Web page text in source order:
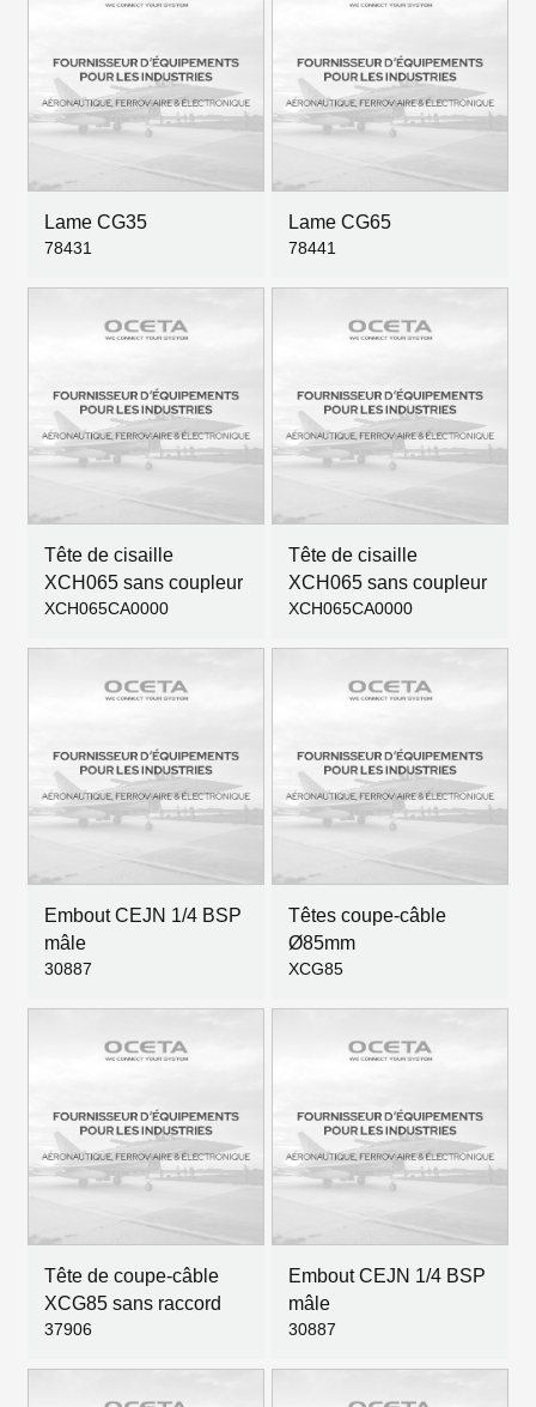
Lame CG35
78431
Lame CG65
78441
Tête de cisaille
XCH065 sans coupleur
XCH065CA0000
Tête de cisaille
XCH065 sans coupleur
XCH065CA0000
Embout CEJN 1/4 BSP
mâle
30887
Têtes coupe-câble
Ø85mm
XCG85
Tête de coupe-câble
XCG85 sans raccord
37906
Embout CEJN 1/4 BSP
mâle
30887